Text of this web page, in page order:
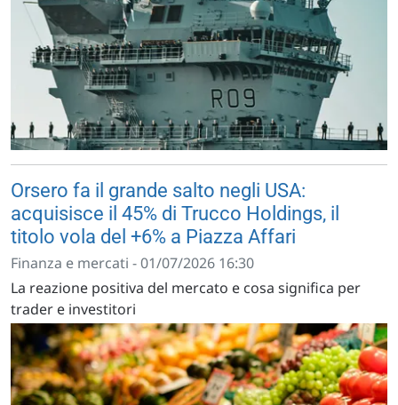
Orsero fa il grande salto negli USA:
acquisisce il 45% di Trucco Holdings, il
titolo vola del +6% a Piazza Affari
Finanza e mercati - 01/07/2026 16:30
La reazione positiva del mercato e cosa significa per
trader e investitori